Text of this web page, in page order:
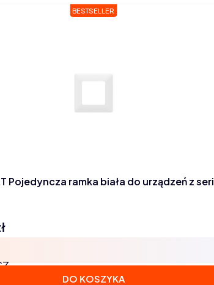
BESTSELLER
Pojedyncza ramka biała do urządzeń z
DO KOSZYKA